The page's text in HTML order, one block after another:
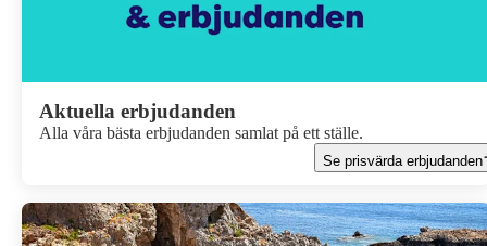
Aktuella erbjudanden
Alla våra bästa erbjudanden samlat på ett ställe.
Se prisvärda erbjudanden